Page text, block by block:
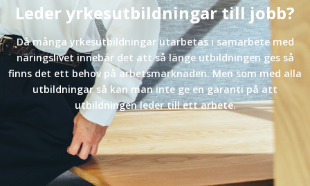
Leder yrkesutbildningar till jobb?
Då många yrkesutbildningar utarbetas i samarbete med
näringslivet innebär det att så länge utbildningen ges så
finns det ett behov på arbetsmarknaden. Men som med alla
utbildningar så kan man inte ge en garanti på att
utbildningen leder till ett arbete.